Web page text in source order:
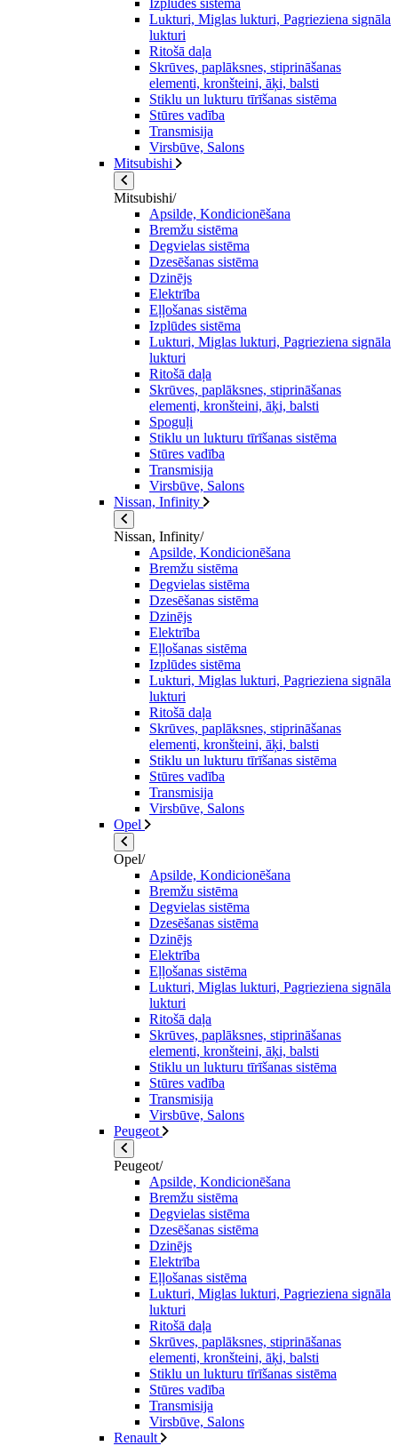
Lukturi, Miglas lukturi, Pagrieziena signāla
lukturi
Ritošā daļa
Skrūves, paplāksnes, stiprināšanas
elementi, kronšteini, āķi, balsti
Stiklu un lukturu tīrīšanas sistēma
Stūres vadība
Transmisija
Virsbūve, Salons
Mitsubishi
Mitsubishi/
Apsilde, Kondicionēšana
Bremžu sistēma
Degvielas sistēma
Dzesēšanas sistēma
Dzinējs
Elektrība
Eļļošanas sistēma
Izplūdes sistēma
Lukturi, Miglas lukturi, Pagrieziena signāla
lukturi
Ritošā daļa
Skrūves, paplāksnes, stiprināšanas
elementi, kronšteini, āķi, balsti
Spoguļi
Stiklu un lukturu tīrīšanas sistēma
Stūres vadība
Transmisija
Virsbūve, Salons
Nissan, Infinity
Nissan, Infinity/
Apsilde, Kondicionēšana
Bremžu sistēma
Degvielas sistēma
Dzesēšanas sistēma
Dzinējs
Elektrība
Eļļošanas sistēma
Izplūdes sistēma
Lukturi, Miglas lukturi, Pagrieziena signāla
lukturi
Ritošā daļa
Skrūves, paplāksnes, stiprināšanas
elementi, kronšteini, āķi, balsti
Stiklu un lukturu tīrīšanas sistēma
Stūres vadība
Transmisija
Virsbūve, Salons
Opel
Opel/
Apsilde, Kondicionēšana
Bremžu sistēma
Degvielas sistēma
Dzesēšanas sistēma
Dzinējs
Elektrība
Eļļošanas sistēma
Lukturi, Miglas lukturi, Pagrieziena signāla
lukturi
Ritošā daļa
Skrūves, paplāksnes, stiprināšanas
elementi, kronšteini, āķi, balsti
Stiklu un lukturu tīrīšanas sistēma
Stūres vadība
Transmisija
Virsbūve, Salons
Peugeot
Peugeot/
Apsilde, Kondicionēšana
Bremžu sistēma
Degvielas sistēma
Dzesēšanas sistēma
Dzinējs
Elektrība
Eļļošanas sistēma
Lukturi, Miglas lukturi, Pagrieziena signāla
lukturi
Ritošā daļa
Skrūves, paplāksnes, stiprināšanas
elementi, kronšteini, āķi, balsti
Stiklu un lukturu tīrīšanas sistēma
Stūres vadība
Transmisija
Virsbūve, Salons
Renault